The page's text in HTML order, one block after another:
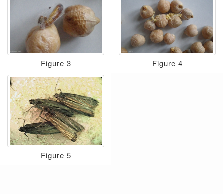
Figure 3 Figure 4
Figure 5